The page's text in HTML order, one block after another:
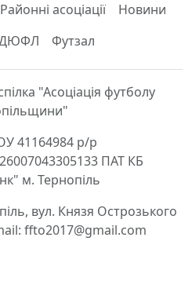
Районні асоціації
Новини
Футзал
"Асоціація футболу
41164984 р/р
ПАТ КБ
м. Тернопіль
вул. Князя Острозького
ffto2017@gmail.com